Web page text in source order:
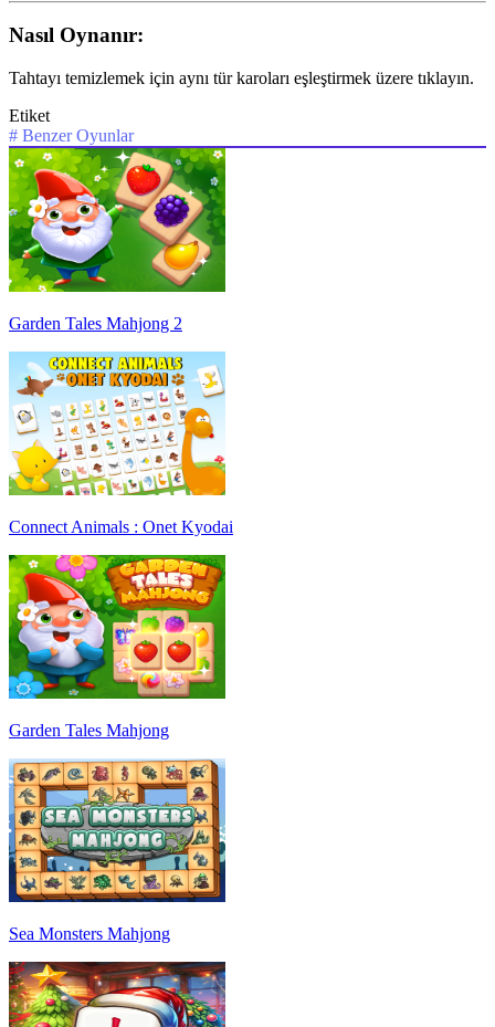
Nasıl Oynanır:
Tahtayı temizlemek için aynı tür karoları eşleştirmek üzere tıklayın.
Etiket
# Benzer Oyunlar
Garden Tales Mahjong 2
Connect Animals : Onet Kyodai
Garden Tales Mahjong
Sea Monsters Mahjong